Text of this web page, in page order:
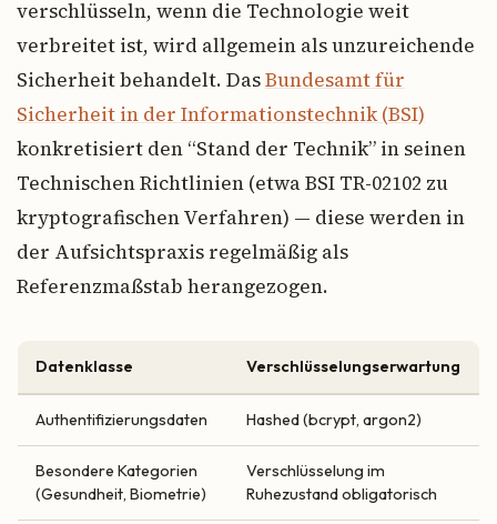
verschlüsseln, wenn die Technologie weit
verbreitet ist, wird allgemein als unzureichende
Sicherheit behandelt. DasBundesamt für
Sicherheit in der Informationstechnik (BSI)
konkretisiert den “Stand der Technik” in seinen
Technischen Richtlinien (etwa BSI TR-02102 zu
kryptografischen Verfahren) — diese werden in
der Aufsichtspraxis regelmäßig als
Referenzmaßstab herangezogen.
Datenklasse Verschlüsselungserwartung
Authentifizierungsdaten Hashed (bcrypt, argon2)
Besondere Kategorien
(Gesundheit, Biometrie)
Verschlüsselung im
Ruhezustand obligatorisch